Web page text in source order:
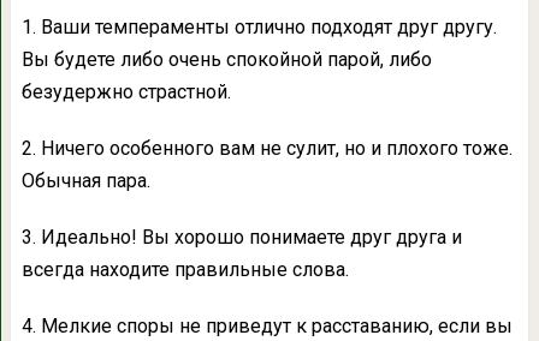
1. Ваши темпераменты отлично подходят друг другу.
Вы будете либо очень спокойной парой, либо
безудержно страстной.
2. Ничего особенного вам не сулит, но и плохого тоже.
Обычная пара.
3. Идеально! Вы хорошо понимаете друг друга и
всегда находите правильные слова.
4. Мелкие споры не приведут к расставанию, если вы